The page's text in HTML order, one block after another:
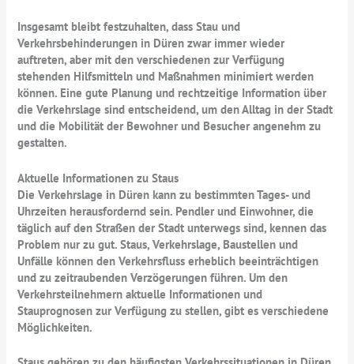
Insgesamt bleibt festzuhalten, dass Stau und
Verkehrsbehinderungen in Düren zwar immer wieder
auftreten, aber mit den verschiedenen zur Verfügung
stehenden Hilfsmitteln und Maßnahmen minimiert werden
können. Eine gute Planung und rechtzeitige Information über
die Verkehrslage sind entscheidend, um den Alltag in der Stadt
und die Mobilität der Bewohner und Besucher angenehm zu
gestalten.
Aktuelle Informationen zu Staus
Die Verkehrslage in Düren kann zu bestimmten Tages- und
Uhrzeiten herausfordernd sein. Pendler und Einwohner, die
täglich auf den Straßen der Stadt unterwegs sind, kennen das
Problem nur zu gut. Staus, Verkehrslage, Baustellen und
Unfälle können den Verkehrsfluss erheblich beeinträchtigen
und zu zeitraubenden Verzögerungen führen. Um den
Verkehrsteilnehmern aktuelle Informationen und
Stauprognosen zur Verfügung zu stellen, gibt es verschiedene
Möglichkeiten.